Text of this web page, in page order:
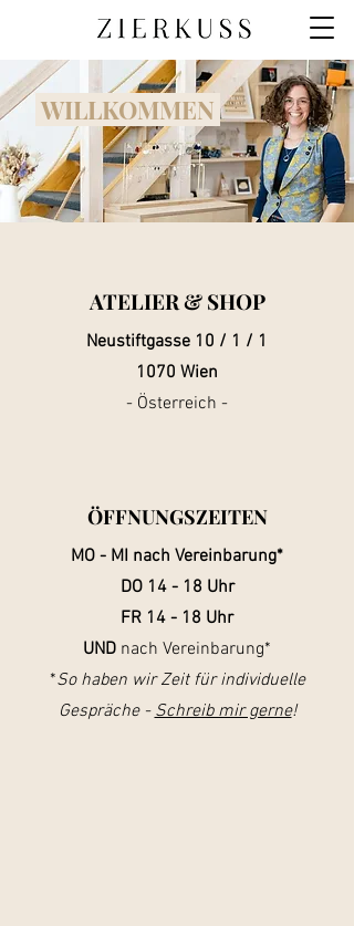
WILLKOMMEN
ATELIER & SHOP
Neustiftgasse 10 / 1 / 1
1070 Wien
- Österreich -
ÖFFNUNGSZEITEN
MO - MI nach Vereinbarung*
DO 14 - 18 Uhr
FR 14 - 18 Uhr
UND nach Vereinbarung*
*So haben wirZeit für individuelle
Gespräche -Schreib mir gerne!